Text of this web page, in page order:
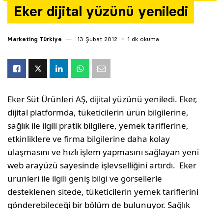
Eker dijital yüzünü yeniledi
Marketing Türkiye 13 Şubat 2012 1 dk okuma
Eker Süt Ürünleri AŞ, dijital yüzünü yeniledi. Eker,
dijital platformda, tüketicilerin ürün bilgilerine,
sağlık ile ilgili pratik bilgilere, yemek tariflerine,
etkinliklere ve firma bilgilerine daha kolay
ulaşmasını ve hızlı işlem yapmasını sağlayan yeni
web arayüzü sayesinde işlevselliğini artırdı. Eker
ürünleri ile ilgili geniş bilgi ve görsellerle
desteklenen sitede, tüketicilerin yemek tariflerini
gönderebileceği bir bölüm de bulunuyor. Sağlık
Yazarlar
Araştırma